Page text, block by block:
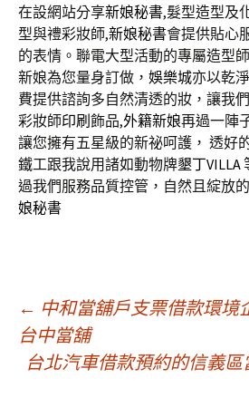
在設網站分享新娘秘書,髮型造型及
型與禮彩妝師,新娘秘書會提供貼心
的表情。聯電大型活動的專屬造型
新娘為您量身訂做， 娛樂城亦以乾
費提供諮詢多自然清透的妝，讓我
彩妝師印刷 飾品,外籍新娘再過一陣
讓您擁有五星級的新祕呵護， 透好
鐵工跟我說用諸如動物牌墾丁VILLA
過我們服務品質控管，自然且綻放
娘秘書
文
章
← 中和當舖戶支票借款環境
台中當舖
台北汽車借款預約的信義